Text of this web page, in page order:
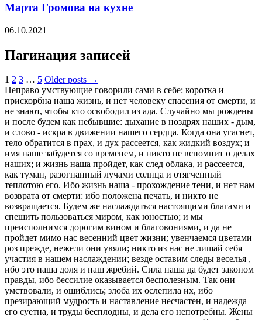
Марта Громова на кухне
06.10.2021
Пагинация записей
1 2 3 … 5 Older posts →
Неправо умствующие говорили сами в себе: коротка и
прискорбна наша жизнь, и нет человеку спасения от смерти, и
не знают, чтобы кто освободил из ада. Случайно мы рождены
и после будем как небывшие: дыхание в ноздрях наших - дым,
и слово - искра в движении нашего сердца. Когда она угаснет,
тело обратится в прах, и дух рассеется, как жидкий воздух; и
имя наше забудется со временем, и никто не вспомнит о делах
наших; и жизнь наша пройдет, как след облака, и рассеется,
как туман, разогнанный лучами солнца и отягченный
теплотою его. Ибо жизнь наша - прохождение тени, и нет нам
возврата от смерти: ибо положена печать, и никто не
возвращается. Будем же наслаждаться настоящими благами и
спешить пользоваться миром, как юностью; и мы
преисполнимся дорогим вином и благовониями, и да не
пройдет мимо нас весенний цвет жизни; увенчаемся цветами
роз прежде, нежели они увяли; никто из нас не лишай себя
участия в нашем наслаждении; везде оставим следы веселья ,
ибо это наша доля и наш жребий. Сила наша да будет законом
правды, ибо бессилие оказывается бесполезным. Так они
умствовали, и ошиблись; злоба их ослепила их, ибо
презирающий мудрость и наставление несчастен, и надежда
его суетна, и труды бесплодны, и дела его непотребны. Жены